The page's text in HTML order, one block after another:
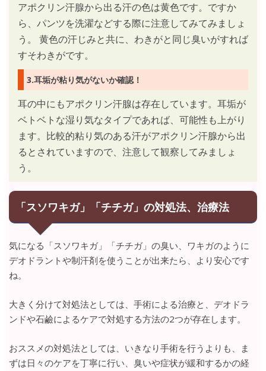
アポクリン汗腺から出る汗の色は黄色です。ですか
ら、パンツを洗濯などする際に注意してみてみましょ
う。 黄色の汗じみと共に、わきがと同じ臭いがすれば
すそわきがです。
3.耳垢が粘り気がないか確認！
耳の中にもアポクリン汗腺は存在しています。耳垢が
ベトベトな湿り気なタイプであれば、可能性も上がり
ます。比較的粘り気のある汗がアポクリン汗腺から出
るとされていますので、注意して観察してみましょ
う。
「スソワキガ」「チチガ」の対処法、治療法
気になる「スソワキガ」「チチガ」の臭い、ワキガのように
デオドラントや制汗剤を使うことが出来たら、より安心です
ね。
大きく分けて対処法としては、手術による治療と、デオドラ
ンドや石鹼によるケアで対処する方法の2つが存在します。
おススメの対処法としては、いきなり手術を行うよりも、ま
ずは日々のケアを丁寧に行い、臭いや症状が緩和するかの経